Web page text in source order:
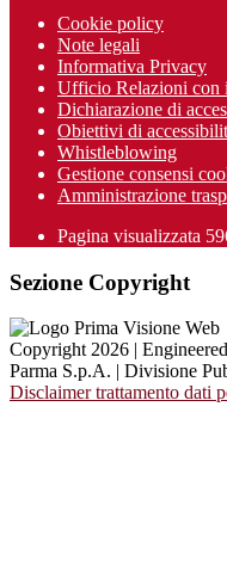
Cookie policy
Note legali
Informativa Privacy
Ufficio Relazioni con
Dichiarazione di
Obiettivi di
Whistleblowing
Gestione consensi
Amministrazione
Pagina visualizzata
Sezione Copyright
Copyright 2026 |
Parma S.p.A. | Divisione
Disclaimer trattamento dati